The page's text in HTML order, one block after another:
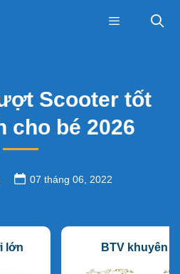
Scooter tốt
cho bé 2026
07 tháng 06, 2022
lớn BTV khuyên